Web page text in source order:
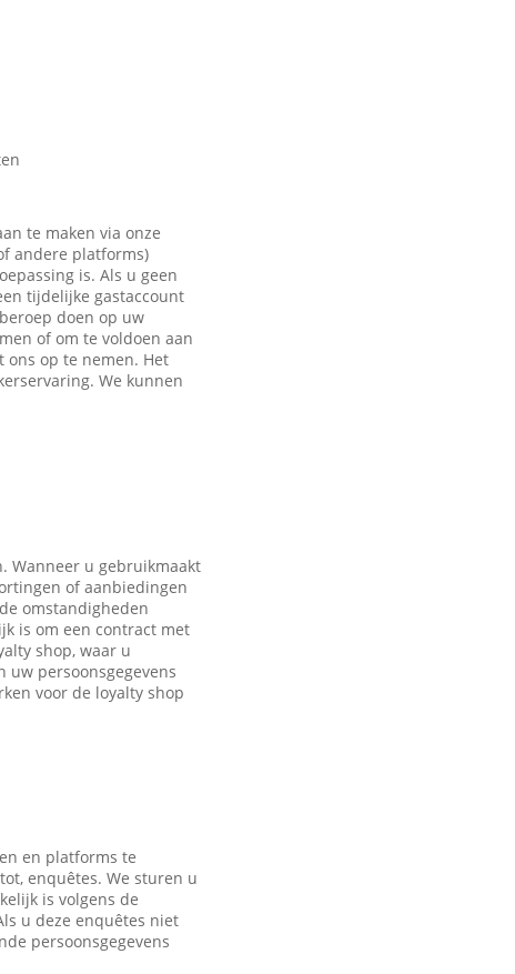
te maken via onze
andere platforms)
is. Als u geen
tijdelijke gastaccount
doen op uw
of om te voldoen aan
op te nemen. Het
We kunnen
Wanneer u gebruikmaakt
of aanbiedingen
omstandigheden
is om een contract met
shop, waar u
persoonsgegevens
voor de loyalty shop
en platforms te
enquêtes. We sturen u
is volgens de
u deze enquêtes niet
persoonsgegevens